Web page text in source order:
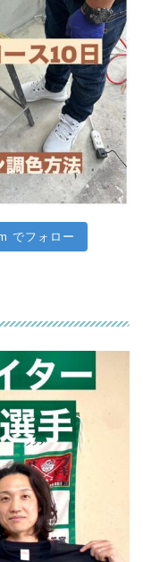
でフォロー